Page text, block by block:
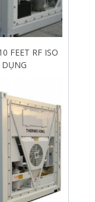
20 Feet giá rẻ,
Container